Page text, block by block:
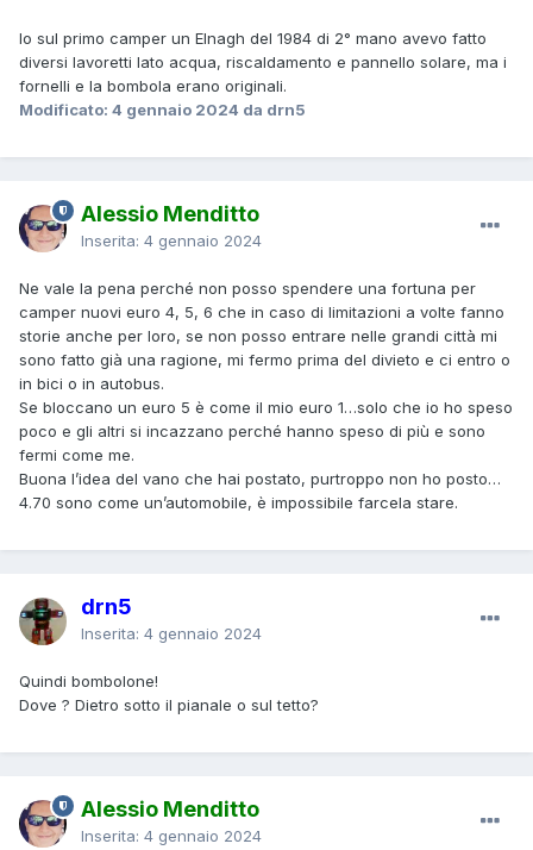
Io sul primo camper un Elnagh del 1984 di 2° mano avevo fatto
diversi lavoretti lato acqua, riscaldamento e pannello solare, ma i
fornelli e la bombola erano originali.
Modificato: 4 gennaio 2024 da drn5
Alessio Menditto
Inserita: 4 gennaio 2024
Ne vale la pena perché non posso spendere una fortuna per
camper nuovi euro 4, 5, 6 che in caso di limitazioni a volte fanno
storie anche per loro, se non posso entrare nelle grandi città mi
sono fatto già una ragione, mi fermo prima del divieto e ci entro o
in bici o in autobus.
Se bloccano un euro 5 è come il mio euro 1…solo che io ho speso
poco e gli altri si incazzano perché hanno speso di più e sono
fermi come me.
Buona l’idea del vano che hai postato, purtroppo non ho posto…
4.70 sono come un’automobile, è impossibile farcela stare.
drn5
Inserita: 4 gennaio 2024
Quindi bombolone!
Dove ? Dietro sotto il pianale o sul tetto?
Alessio Menditto
Inserita: 4 gennaio 2024